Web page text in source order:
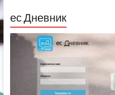
ес Дневник